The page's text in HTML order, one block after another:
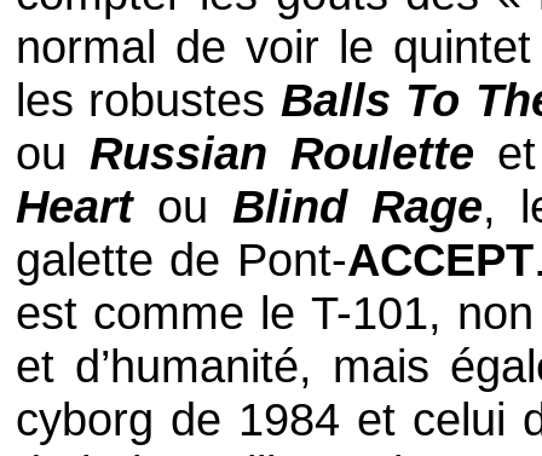
normal de voir le
les robustes Balls To
ou Russian Roulette
Heartou Blind Rage,
galette de Pont-ACCEPT
est comme le T-101,
et d’humanité, mais
cyborg de 1984 et celui